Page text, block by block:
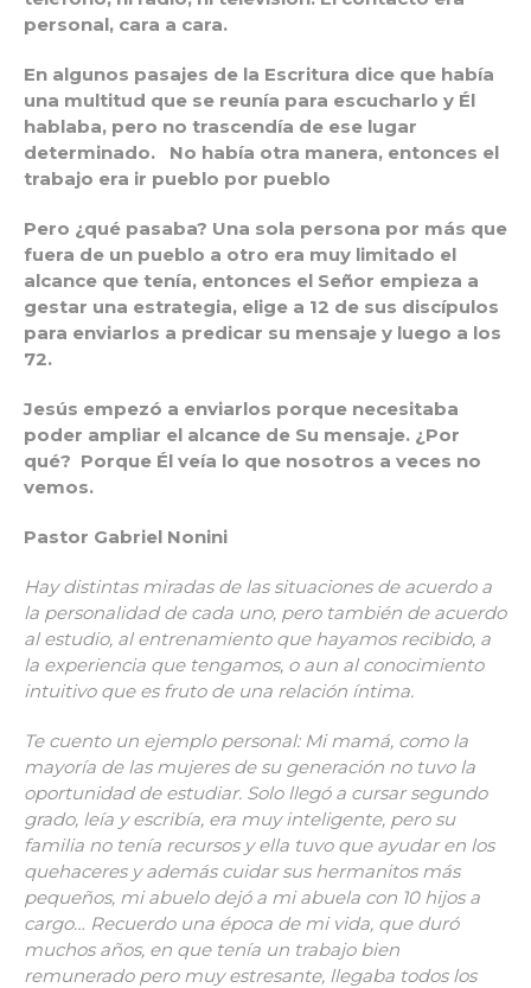
personal, cara a cara.
En algunos pasajes de la Escritura dice que había
una multitud que se reunía para escucharlo y Él
hablaba, pero no trascendía de ese lugar
determinado. No había otra manera, entonces el
trabajo era ir pueblo por pueblo
Pero ¿qué pasaba? Una sola persona por más que
fuera de un pueblo a otro era muy limitado el
alcance que tenía, entonces el Señor empieza a
gestar una estrategia, elige a 12 de sus discípulos
para enviarlos a predicar su mensaje y luego a los
72.
Jesús empezó a enviarlos porque necesitaba
poder ampliar el alcance de Su mensaje. ¿Por
qué? Porque Él veía lo que nosotros a veces no
vemos.
Pastor Gabriel Nonini
Hay distintas miradas de las situaciones de acuerdo a
la personalidad de cada uno, pero también de acuerdo
al estudio, al entrenamiento que hayamos recibido, a
la experiencia que tengamos, o aun al conocimiento
intuitivo que es fruto de una relación íntima.
Te cuento un ejemplo personal: Mi mamá, como la
mayoría de las mujeres de su generación no tuvo la
oportunidad de estudiar. Solo llegó a cursar segundo
grado, leía y escribía, era muy inteligente, pero su
familia no tenía recursos y ella tuvo que ayudar en los
quehaceres y además cuidar sus hermanitos más
pequeños, mi abuelo dejó a mi abuela con 10 hijos a
cargo… Recuerdo una época de mi vida, que duró
muchos años, en que tenía un trabajo bien
remunerado pero muy estresante, llegaba todos los